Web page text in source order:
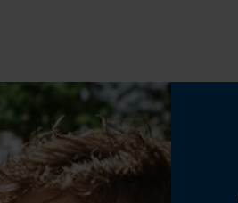
Statistik Cookies